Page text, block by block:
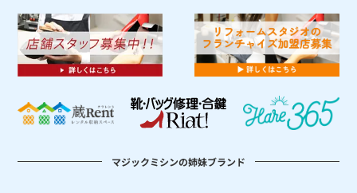
マジックミシンの姉妹ブランド